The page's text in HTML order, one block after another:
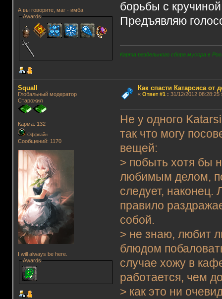
А вы говорите, маг - имба
Awards
борьбы с
Предъявляю
Карта раздельного сбора мусора в
Squall
Глобальный модератор
Старожил
Карма: 132
Оффлайн
Сообщений: 1170
I will always be here.
Awards
Как спасти Катарсиса от
« Ответ #1 : 31/12/2012 08:28:25
Не у одного
так что могу
вещей:
> побыть хотя бы
любимым делом,
следует, наконец.
правило
собой.
> не знаю, любит
блюдом
случае хожу в
работается, чем
> как это ни